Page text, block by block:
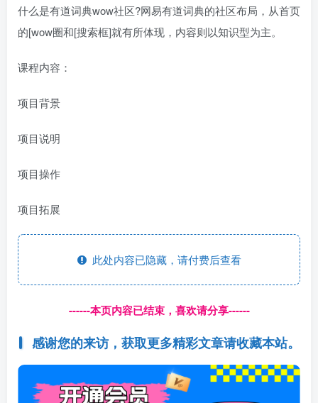
什么是有道词典wow社区?网易有道词典的社区布局，从首页
的[wow圈和[搜索框]就有所体现，内容则以知识型为主。
课程内容：
项目背景
项目说明
项目操作
项目拓展
此处内容已隐藏，请付费后查看
------本页内容已结束，喜欢请分享------
感谢您的来访，获取更多精彩文章请收藏本站。